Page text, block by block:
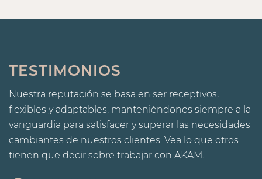
TESTIMONIOS
Nuestra reputación se basa en ser receptivos,
flexibles y adaptables, manteniéndonos siempre a la
vanguardia para satisfacer y superar las necesidades
cambiantes de nuestros clientes. Vea lo que otros
tienen que decir sobre trabajar con AKAM.